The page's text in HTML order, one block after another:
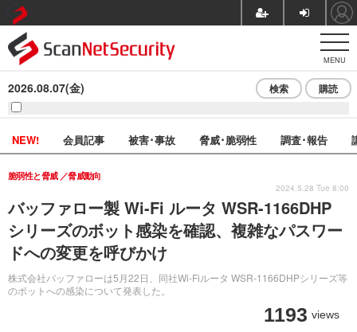
MENU
2026.08.07(金) 検索 購読
NEW! 会員記事 被害･事故 脅威･脆弱性 調査･報告
バッファロー製 Wi-Fi ルータ WSR-1166DHP
シリーズのボット感染を確認、複雑なパスワー
ドへの変更を呼びかけ
株式会社バッファローは5月22日、同社Wi-Fiルータ WSR-1166DHPシリーズ等
のボットへの感染について発表した。
脆弱性と脅威 脅威動向
1193 views
2024.5.28 Tue 8:00